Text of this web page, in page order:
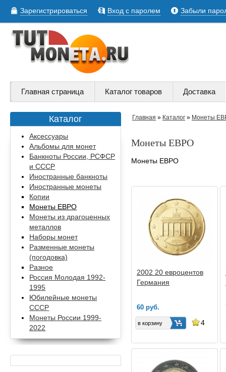
Зарегистрироваться Вход с паролем Забыли
Главная страница Каталог товаров Доставка
Каталог
Аксессуары
Альбомы для монет
Банкноты России, РСФСР
и СССР
Иностранные банкноты
Иностранные монеты
Копии
Монеты ЕВРО
Монеты из драгоценных
металлов
Наборы монет
Разменные монеты
(погодовка)
Разное
Россия Молодая 1992-
1995
Юбилейные монеты
СССР
Монеты России 1999-
2022
Главная » Каталог » Монеты
Монеты ЕВРО
Монеты ЕВРО
2002 20 евроцентов
Германия
60 руб.
4